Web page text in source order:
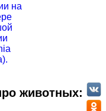
на
животных: